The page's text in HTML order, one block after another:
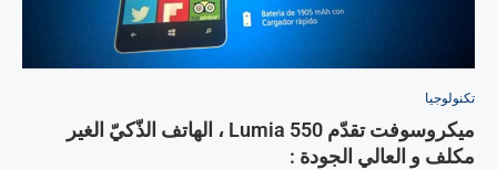
تكنولوجيا
ميكروسوفت تقدّم Lumia 550 ، الهاتف الذّكيّ الغير
مكلف و العالي الجودة :